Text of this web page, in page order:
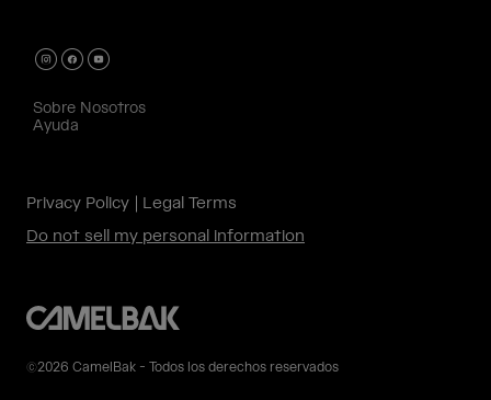
Sobre Nosotros
Ayuda
Privacy Policy
Legal Terms
Do not sell my personal information
©2026 CamelBak - Todos los derechos reservados